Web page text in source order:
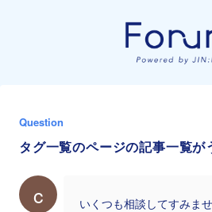
Question
タグ一覧のページの記事一覧が
c いくつも相談してすみませ